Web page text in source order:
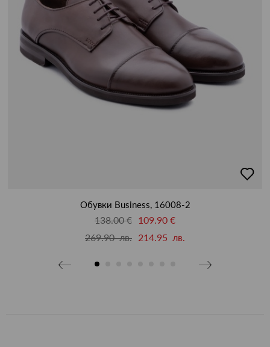
в
Обувки Business, 16008-2
138.00 € 109.90 €
269.90 лв. 214.95 лв.